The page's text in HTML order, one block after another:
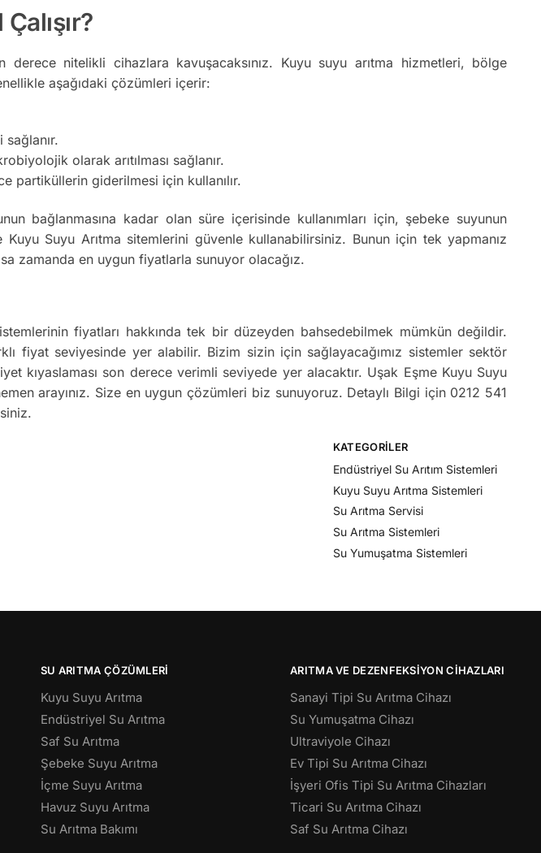
nitelikli cihazlara kavuşacaksınız. Kuyu suyu arıtma hizmetleri, bölge
aşağıdaki çözümleri içerir:
olarak arıtılması sağlanır.
partiküllerin giderilmesi için kullanılır.
bağlanmasına kadar olan süre içerisinde kullanımları için, şebeke suyunun
Suyu Arıtma sitemlerini güvenle kullanabilirsiniz. Bunun için tek yapmanız
zamanda en uygun fiyatlarla sunuyor olacağız.
fiyatları hakkında tek bir düzeyden bahsedebilmek mümkün değildir.
fiyat seviyesinde yer alabilir. Bizim sizin için sağlayacağımız sistemler sektör
kıyaslaması son derece verimli seviyede yer alacaktır. Uşak Eşme Kuyu Suyu
arayınız. Size en uygun çözümleri biz sunuyoruz. Detaylı Bilgi için 0212 541
KATEGORILER
Endüstriyel Su Arıtım Sistemleri
Kuyu Suyu Arıtma Sistemleri
Su Arıtma Servisi
Su Arıtma Sistemleri
Su Yumuşatma Sistemleri
SU ARITMA ÇÖZÜMLERI
Kuyu Suyu Arıtma
Endüstriyel Su Arıtma
Saf Su Arıtma
Şebeke Suyu Arıtma
İçme Suyu Arıtma
Havuz Suyu Arıtma
Su Arıtma Bakımı
ARITMA VE DEZENFEKSIYON CIHAZLARI
Sanayi Tipi Su Arıtma Cihazı
Su Yumuşatma Cihazı
Ultraviyole Cihazı
Ev Tipi Su Arıtma Cihazı
İşyeri Ofis Tipi Su Arıtma Cihazları
Ticari Su Arıtma Cihazı
Saf Su Arıtma Cihazı